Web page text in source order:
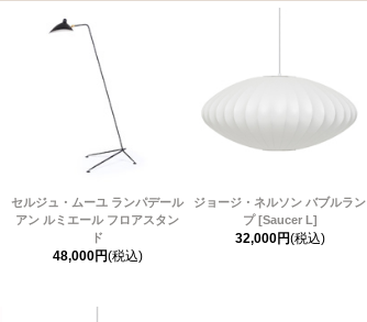
セルジュ・ムーユ ランパデール
アン ルミエール フロアスタン
ド
48,000円(税込)
ジョージ・ネルソン バブルラン
プ [Saucer L]
32,000円(税込)